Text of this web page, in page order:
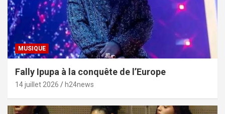
MUSIQUE
Fally Ipupa à la conquête de l’Europe
14 juillet 2026 h24news